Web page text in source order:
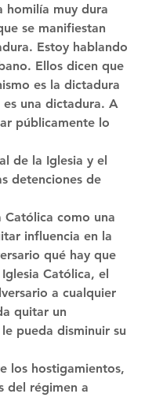
homilía muy dura
se manifiestan
Estoy hablando
Ellos dicen que
es la dictadura
una dictadura. A
públicamente lo
de la Iglesia y el
detenciones de
Católica como una
influencia en la
qué hay que
Católica, el
a cualquier
quitar un
pueda disminuir su
los hostigamientos,
del régimen a